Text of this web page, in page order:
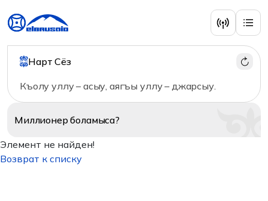
Нарт Сёз
Къолу уллу – асыу, аягъы уллу – джарсыу.
Миллионерболамыса?
Элемент не найден!
Возврат к списку